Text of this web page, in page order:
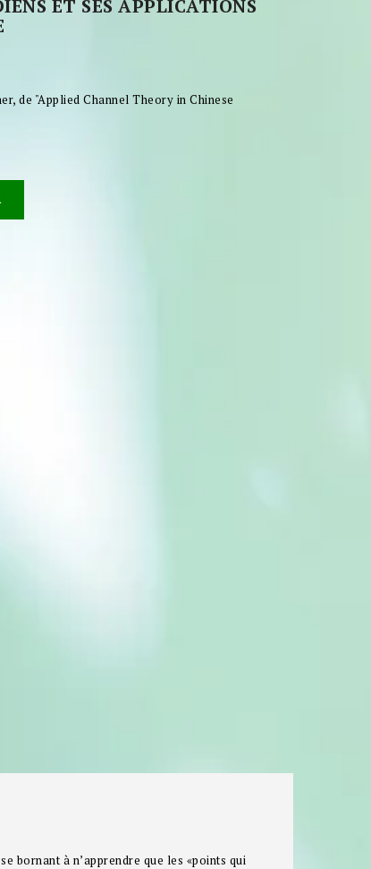
ET SES APPLICATIONS
de "Applied Channel Theory in Chinese
bornant à n’apprendre que les «points qui